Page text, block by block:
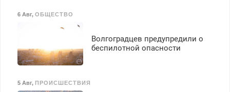
6 Авг, ОБЩЕСТВО
Волгоградцев предупредили о
беспилотной опасности
5 Авг, ПРОИСШЕСТВИЯ